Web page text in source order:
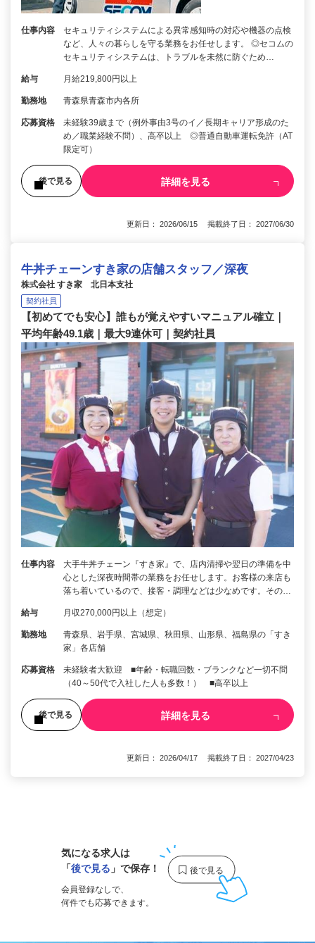
仕事内容
セキュリティシステムによる異常感知時の対応や機器の点検
など、人々の暮らしを守る業務をお任せします。 ◎セコムの
セキュリティシステムは、トラブルを未然に防ぐため…
給与 月給219,800円以上
勤務地 青森県青森市内各所
応募資格
未経験39歳まで（例外事由3号のイ／長期キャリア形成のた
め／職業経験不問）、高卒以上 ◎普通自動車運転免許（AT
限定可）
後で見る 詳細を見る
更新日： 2026/06/15 掲載終了日： 2027/06/30
牛丼チェーンすき家の店舗スタッフ／深夜
株式会社 すき家 北日本支社
契約社員
【初めてでも安心】誰もが覚えやすいマニュアル確立｜
平均年齢49.1歳｜最大9連休可｜契約社員
仕事内容
大手牛丼チェーン『すき家』で、店内清掃や翌日の準備を中
心とした深夜時間帯の業務をお任せします。お客様の来店も
落ち着いているので、接客・調理などは少なめです。その…
給与 月収270,000円以上（想定）
勤務地
青森県、岩手県、宮城県、秋田県、山形県、福島県の「すき
家」各店舗
応募資格
未経験者大歓迎 ■年齢・転職回数・ブランクなど一切不問
（40～50代で入社した人も多数！） ■高卒以上
後で見る 詳細を見る
更新日： 2026/04/17 掲載終了日： 2027/04/23
気になる求人は
「後で見る 」で保存！
会員登録なしで、
何件でも応募できます。